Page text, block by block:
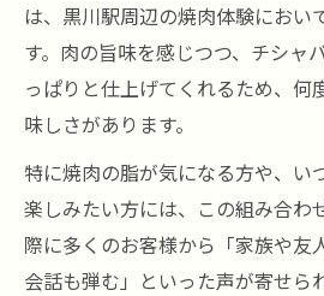
は、黒川駅周辺の焼肉体験におい
す。肉の旨味を感じつつ、チシャ
っぱりと仕上げてくれるため、何
味しさがあります。
特に焼肉の脂が気になる方や、い
楽しみたい方には、この組み合わ
際に多くのお客様から「家族や友
会話も弾む」といった声が寄せら